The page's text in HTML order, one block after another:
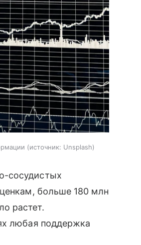
источник: Unsplash
сосудистых
больше 180 млн
растет.
любая поддержка